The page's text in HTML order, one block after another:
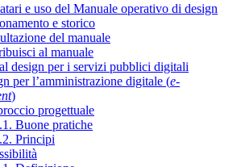
e uso del Manuale operativo di design
e storico
del manuale
al manuale
design per i servizi pubblici digitali
per l’amministrazione digitale (e-
)
progettuale
Buone pratiche
Principi